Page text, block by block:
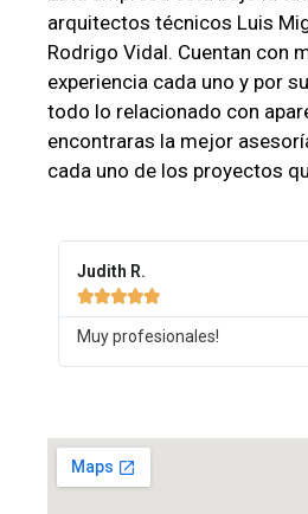
arquitectos técnicos Luis
Rodrigo Vidal. Cuentan con
experiencia cada uno y por
todo lo relacionado con
encontraras la mejor
cada uno de los proyectos
Judith R.

Muy profesionales!